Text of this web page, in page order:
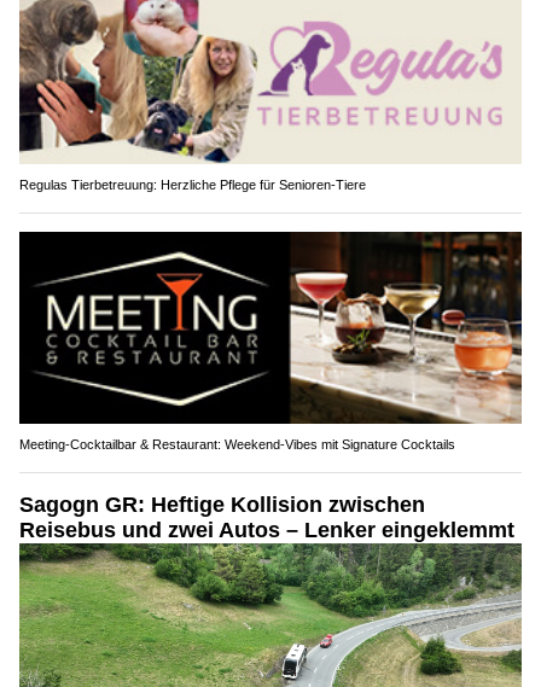
Regulas Tierbetreuung: Herzliche Pflege für Senioren-Tiere
Meeting-Cocktailbar & Restaurant: Weekend-Vibes mit Signature Cocktails
Sagogn GR: Heftige Kollision zwischen
Reisebus und zwei Autos – Lenker eingeklemmt